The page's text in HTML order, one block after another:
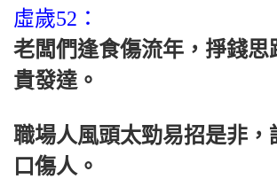
虛歲52：
老闆們逢食傷流年，掙錢思
貴發達。
職場人風頭太勁易招是非，
口傷人。